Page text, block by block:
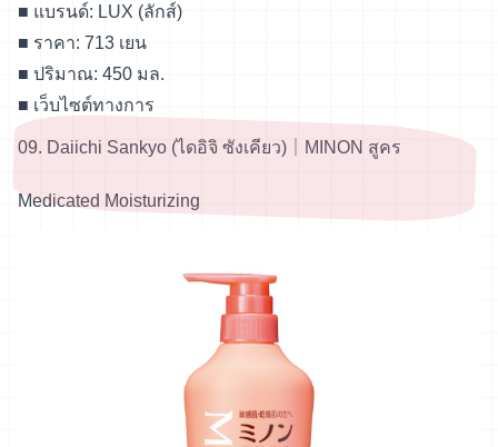
■ แบรนด์: LUX (ลักส์)
■ ราคา: 713 เยน
■ ปริมาณ: 450 มล.
■ เว็บไซต์ทางการ
09. Daiichi Sankyo (ไดอิจิ ซังเคียว)｜MINON สูคร
Medicated Moisturizing